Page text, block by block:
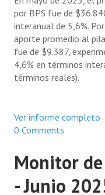
por BPS fue de
interanual de 5,6%.
aporte promedio al
fue de $9.387,
4,6% en términos
términos reales).
Ver informe completo
0 Comments
Monitor
- Junio